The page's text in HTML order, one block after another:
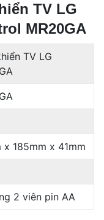
TV LG
MR20GA
TV LG
x 185mm x 41mm
2 viên pin AA